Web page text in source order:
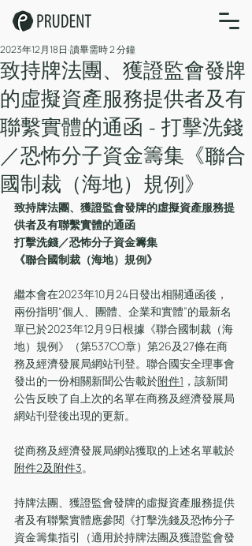
致持牌法團、獲證監會發牌
的虛擬資產服務提供者及有
聯繫實體的通函 - 打擊洗錢
／恐怖分子資金籌集《聯合
國制裁（海地）規例》
2023年12月18日 讀畢需時 2 分鐘
致持牌法團、獲證監會發牌的虛擬資產服務提
供者及有聯繫實體的通函
打擊洗錢／恐怖分子資金籌集
《聯合國制裁（海地）規例》
繼本會在2023年10月24日發出相關通函後，
兩份指明“個人、團體、企業和實體”的最新名
單已於2023年12月9日根據《聯合國制裁（海
地）規例》（第537CO章）第26及27條在商
務及經濟發展局網站刊登。聯合國安全理事會
發出的一份相關新聞公告載於附件1 ，該新聞
公告反映了自上次的名單在商務及經濟發展局
網站刊登後出現的更新。
從商務及經濟發展局網站獲取的上述名單載於
附件2及附件3。
持牌法團、獲證監會發牌的虛擬資產服務提供
者及有聯繫實體應參閱《打擊洗錢及恐怖分子
資金籌集指引（適用於持牌法團及獲證監會發